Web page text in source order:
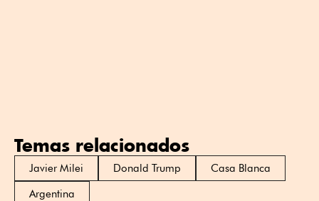
Temas relacionados
Javier Milei Donald Trump
Casa Blanca
Argentina